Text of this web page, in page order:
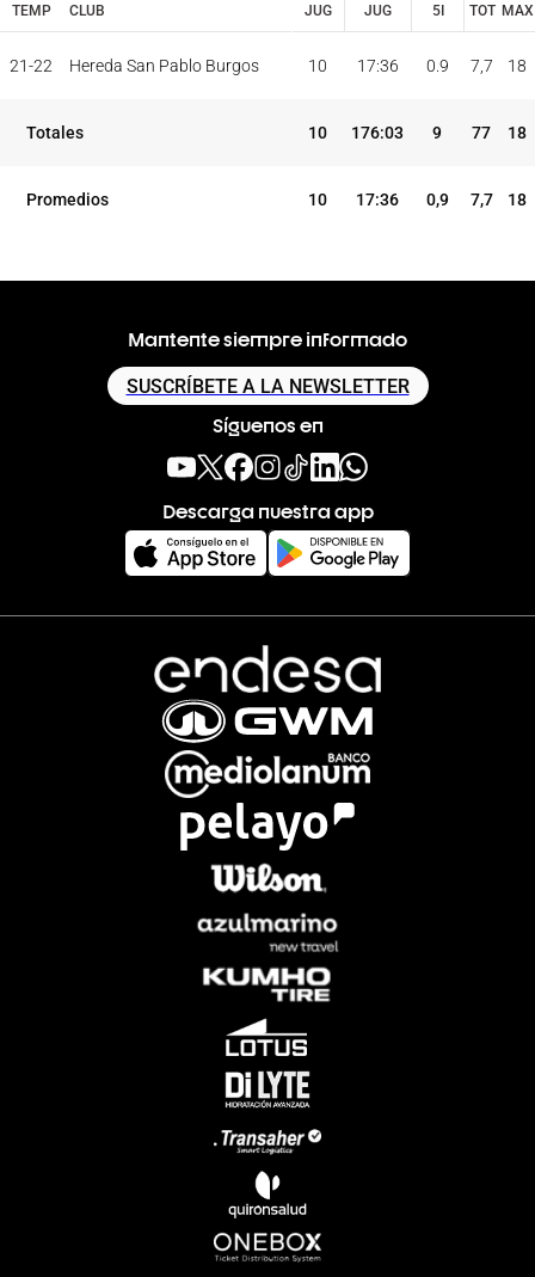
TEMP CLUB 5I
JUG JUG TOT MAX
TEMP
PAR MIN
5I
PUNTOS
21-22 Hereda San Pablo Burgos 10 17:36 0.9 7,7 18
Totales 10 176:03 9 77 18
Promedios 10 17:36 0,9 7,7 18
Mantente siempre informado
SUSCRÍBETE A LA NEWSLETTER
Síguenos en
Descarga nuestra app